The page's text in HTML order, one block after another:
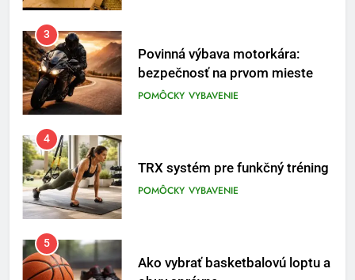
4
TRX systém pre funkčný tréning
POMÔCKY
5
Ako vybrať basketbalovú loptu a
obuv správne
6
Ako kombinovať rôzne